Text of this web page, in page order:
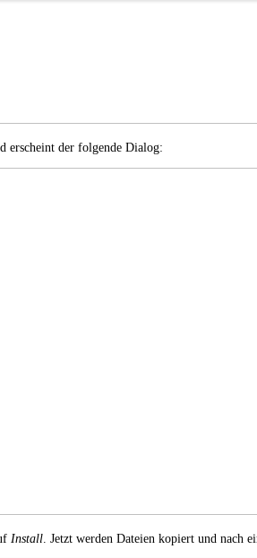
erscheint der folgende Dialog:
Install. Jetzt werden Dateien kopiert und nach